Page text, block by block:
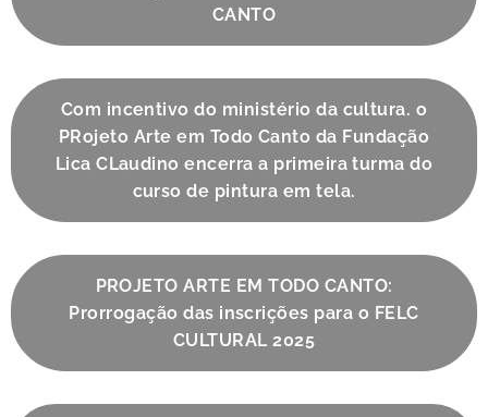
CANTO
Com incentivo do ministério da cultura. o
PRojeto Arte em Todo Canto da Fundação
Lica CLaudino encerra a primeira turma do
curso de pintura em tela.
PROJETO ARTE EM TODO CANTO:
Prorrogação das inscrições para o FELC
CULTURAL 2025